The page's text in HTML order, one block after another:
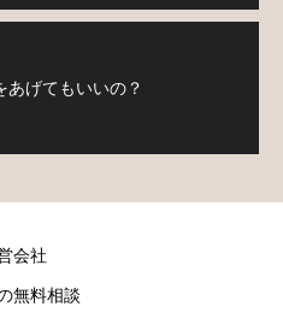
あげてもいいの？
会社
無料相談